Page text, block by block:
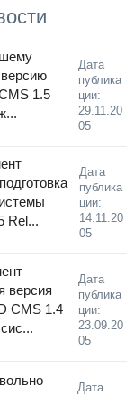
1.5
Дата
публика
ции:
29.11.20
05
Rel...
Дата
публика
ции:
14.11.20
05
версия
CMS 1.4
Дата
публика
ции:
23.09.20
05
Дата